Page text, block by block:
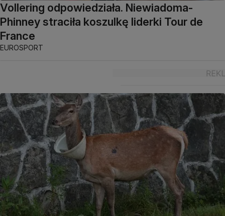
Vollering odpowiedziała. Niewiadoma-
Phinney straciła koszulkę liderki Tour de
France
EUROSPORT